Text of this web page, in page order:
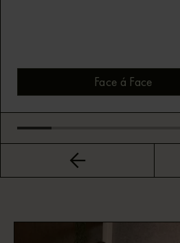
Face á Face
Bekijk montuur